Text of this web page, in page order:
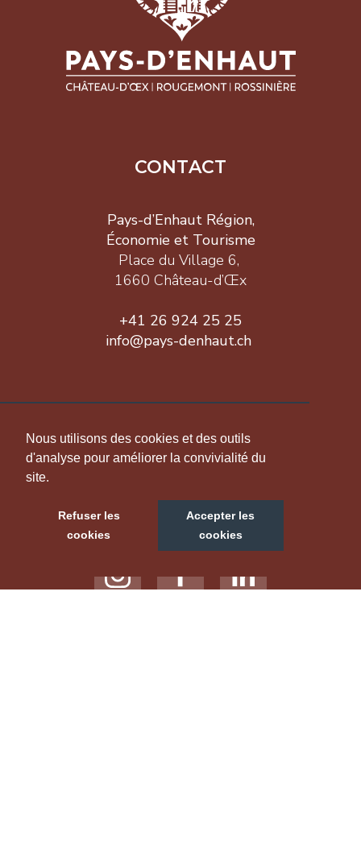
Nous utilisons des cookies et des outils
d'analyse pour améliorer la convivialité du
site.
Refuser les
cookies
Accepter les
cookies
CONTACT
Pays-d’Enhaut Région,
Économie et Tourisme
Place du Village 6,
1660 Château-d’Œx
+41 26 924 25 25
info@pays-denhaut.ch
NOUS SUIVRE